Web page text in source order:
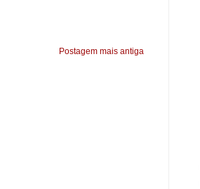
Postagem mais antiga